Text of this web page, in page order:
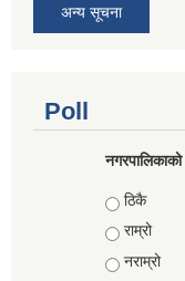
अन्य सूचना
Poll
Choices
ठिकै
राम्रो
नराम्रो